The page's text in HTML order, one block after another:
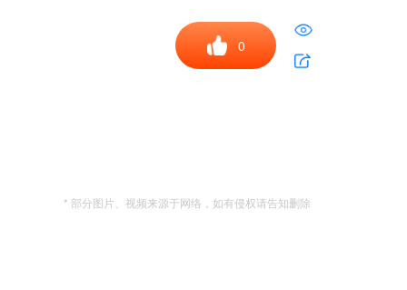
不与妖艳争春色，试驾全
新雷克萨斯ES
12:05
台，问界M6凭啥卖的这
么好！
0
* 部分图片、视频来源于网络，如有侵权请告知删除